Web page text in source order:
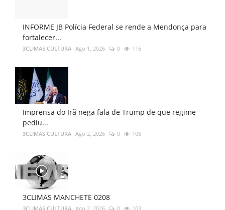
INFORME JB Polícia Federal se rende a Mendonça para
fortalecer...
3CLIMAS CULTURA Ago 1, 2026 0 116
Imprensa do Irã nega fala de Trump de que regime
pediu...
3CLIMAS CULTURA Ago 2, 2026 0 108
3CLIMAS MANCHETE 0208
3CLIMAS CULTURA Ago 2, 2026 0 103